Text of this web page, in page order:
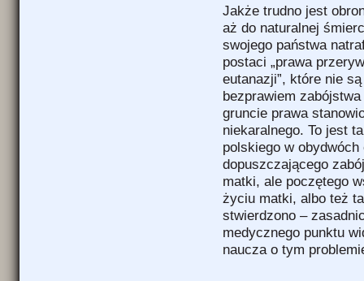
Jakże trudno jest
aż do naturalnej
swojego państwa
postaci „prawa
eutanazji”, które nie
bezprawiem
gruncie prawa
niekaralnego. To jest
polskiego w
dopuszczającego
matki, ale poczętego
życiu matki, albo też
stwierdzono –
medycznego punktu
naucza o tym